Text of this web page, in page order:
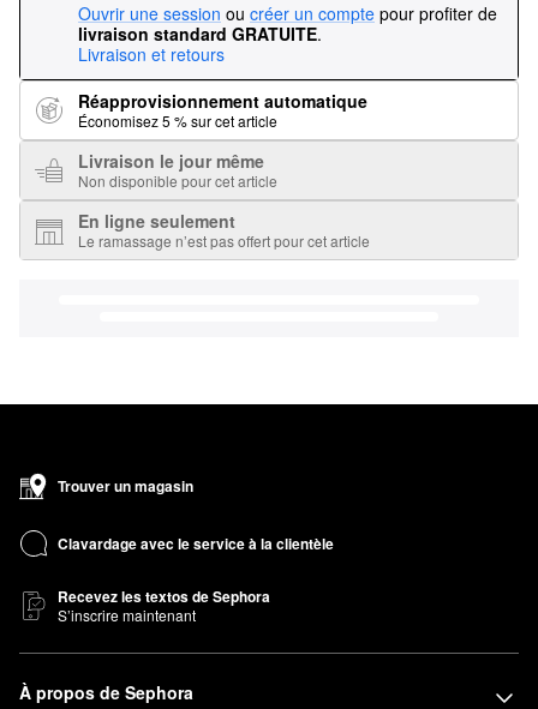
Ouvrir une session ou créer un compte pour profiter de
livraison standard GRATUITE.
Livraison et retours
Réapprovisionnement automatique
Économisez 5 % sur cet article
Livraison le jour même
Non disponible pour cet article
En ligne seulement
Le ramassage n’est pas offert pour cet article
Trouver un magasin
Clavardage avec le service à la clientèle
Recevez les textos de Sephora
S’inscrire maintenant
À propos de Sephora